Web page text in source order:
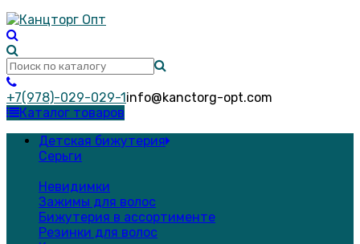
+7(978)-029-029-1info@kanctorg-opt.com
Каталог товаров
Детская бижутерия
Серьги
Невидимки
Зажимы для волос
Бижутерия в ассортименте
Резинки для волос